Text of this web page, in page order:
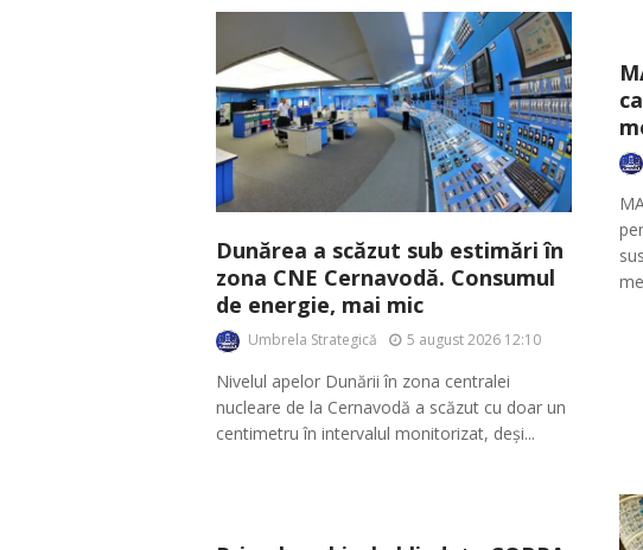
Dunărea a scăzut sub estimări în
zona CNE Cernavodă. Consumul
de energie, mai mic
Umbrela Strategică 5 august 2026 12:10
Nivelul apelor Dunării în zona centralei
nucleare de la Cernavodă a scăzut cu doar un
centimetru în intervalul monitorizat, deși...